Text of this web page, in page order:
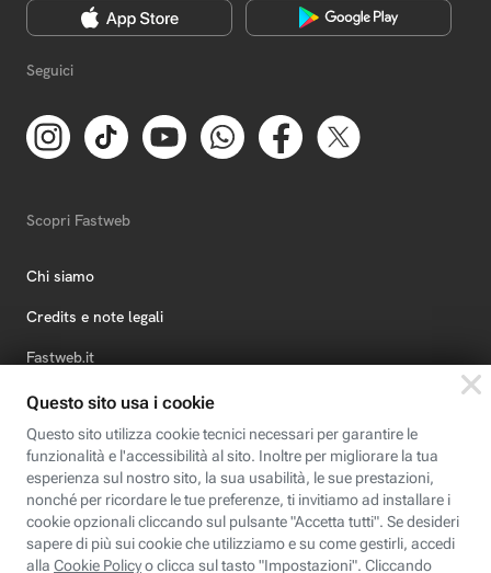
Seguici
Scopri Fastweb
Chi siamo
Credits e note legali
Fastweb.it
Formazione
Fastweb Digital Academy
STEP FuturAbility District